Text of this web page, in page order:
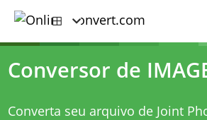
Conversor de
Converta seu arquivo de Joint